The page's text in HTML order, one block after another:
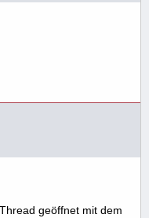
geöffnet mit dem